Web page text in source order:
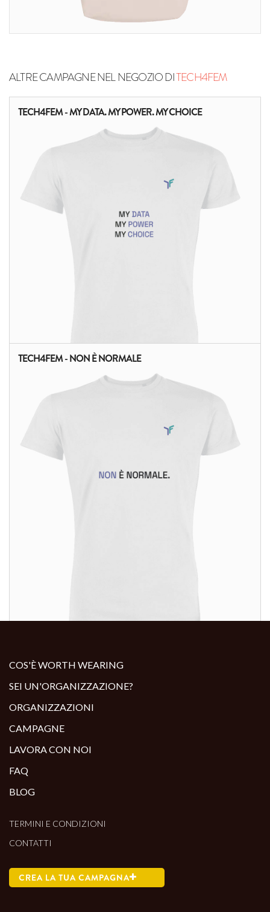
ALTRE CAMPAGNE NEL NEGOZIO DITECH4FEM
TECH4FEM - MY DATA. MY POWER. MY CHOICE
TECH4FEM - NON È NORMALE
COS'È WORTH WEARING
SEI UN'ORGANIZZAZIONE?
ORGANIZZAZIONI
CAMPAGNE
LAVORA CON NOI
FAQ
BLOG
TERMINI E CONDIZIONI
CONTATTI
CREA LA TUA CAMPAGNA